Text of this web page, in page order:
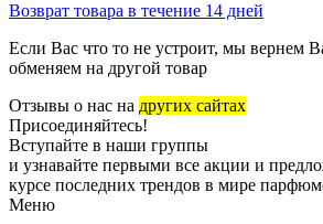
Возврат товара в течение 14 дней
Если Вас что то не устроит, мы вернем
обменяем на другой товар
Отзывы о нас на других сайтах
Присоединяйтесь!
Вступайте в наши группы
и узнавайте первыми все акции и
курсе последних трендов в мире
Меню